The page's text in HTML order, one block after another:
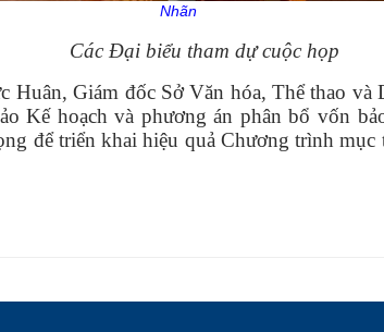
Nhãn
Các Đại biểu tham dự cuộc họp
Huân, Giám đốc Sở Văn hóa, Thể thao
Kế hoạch và phương án phân bổ vốn
để triển khai hiệu quả Chương trình mục